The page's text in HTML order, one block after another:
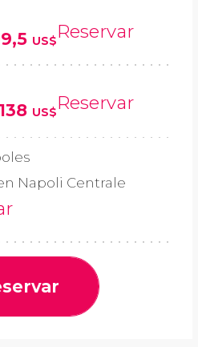
US$Reservar
138 US$Reservar
Napoli Centrale